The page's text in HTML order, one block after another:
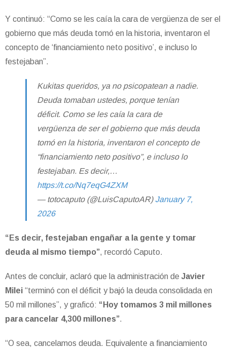
Y continuó: “Como se les caía la cara de vergüenza de ser el
gobierno que más deuda tomó en la historia, inventaron el
concepto de ‘financiamiento neto positivo’, e incluso lo
festejaban”.
Kukitas queridos, ya no psicopatean a nadie.
Deuda tomaban ustedes, porque tenían
déficit. Como se les caía la cara de
vergüenza de ser el gobierno que más deuda
tomó en la historia, inventaron el concepto de
“financiamiento neto positivo”, e incluso lo
festejaban. Es decir,…
https://t.co/Nq7eqG4ZXM
— totocaputo (@LuisCaputoAR) January 7,
2026
“Es decir, festejaban engañar a la gente y tomar
deuda al mismo tiempo”, recordó Caputo.
Antes de concluir, aclaró que la administración de Javier
Milei “terminó con el déficit y bajó la deuda consolidada en
50 mil millones”, y graficó: “Hoy tomamos 3 mil millones
para cancelar 4,300 millones”.
“O sea, cancelamos deuda. Equivalente a financiamiento